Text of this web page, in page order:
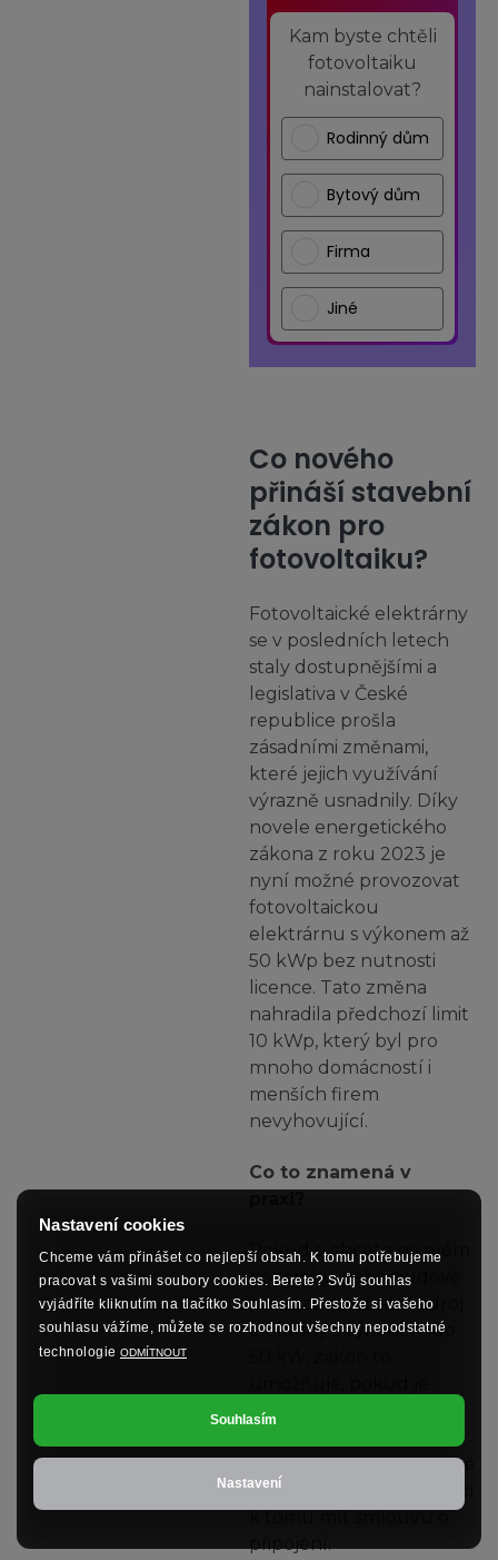
Nastavení cookies
Chceme vám přinášet co nejlepší obsah. K tomu potřebujeme
pracovat s vašimi soubory cookies. Berete? Svůj souhlas
vyjádříte kliknutím na tlačítko Souhlasím. Přestože si vašeho
souhlasu vážíme, můžete se rozhodnout všechny nepodstatné
technologie ODMÍTNOUT
Souhlasím
Nastavení
Kam byste chtěli
fotovoltaiku
nainstalovat?
Rodinný dům
Bytový dům
Firma
Jiné
Co nového
přináší stavební
zákon pro
fotovoltaiku?
Fotovoltaické elektrárny
se v posledních letech
staly dostupnějšími a
legislativa v České
republice prošla
zásadními změnami,
které jejich využívání
výrazně usnadnily. Díky
novele energetického
zákona z roku 2023 je
nyní možné provozovat
fotovoltaickou
elektrárnu s výkonem až
50 kWp bez nutnosti
licence. Tato změna
nahradila předchozí limit
10 kWp, který byl pro
mnoho domácností i
menších firem
nevyhovující.
Co to znamená v
Pokud si chcete na svém
pozemku nebo budově
provozovat vlastní zdroj
elektřiny s výkonem do
připojen k distribuční
stejném odběrném místě
není jiná elektrárna. Stačí
k tomu mít smlouvu o